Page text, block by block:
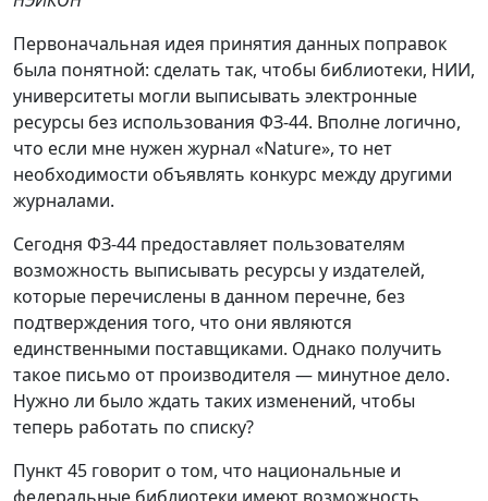
Первоначальная идея принятия данных поправок
была понятной: сделать так, чтобы библиотеки, НИИ,
университеты могли выписывать электронные
ресурсы без использования ФЗ-44. Вполне логично,
что если мне нужен журнал «Nature», то нет
необходимости объявлять конкурс между другими
журналами.
Сегодня ФЗ-44 предоставляет пользователям
возможность выписывать ресурсы у издателей,
которые перечислены в данном перечне, без
подтверждения того, что они являются
единственными поставщиками. Однако получить
такое письмо от производителя — минутное дело.
Нужно ли было ждать таких изменений, чтобы
теперь работать по списку?
Пункт 45 говорит о том, что национальные и